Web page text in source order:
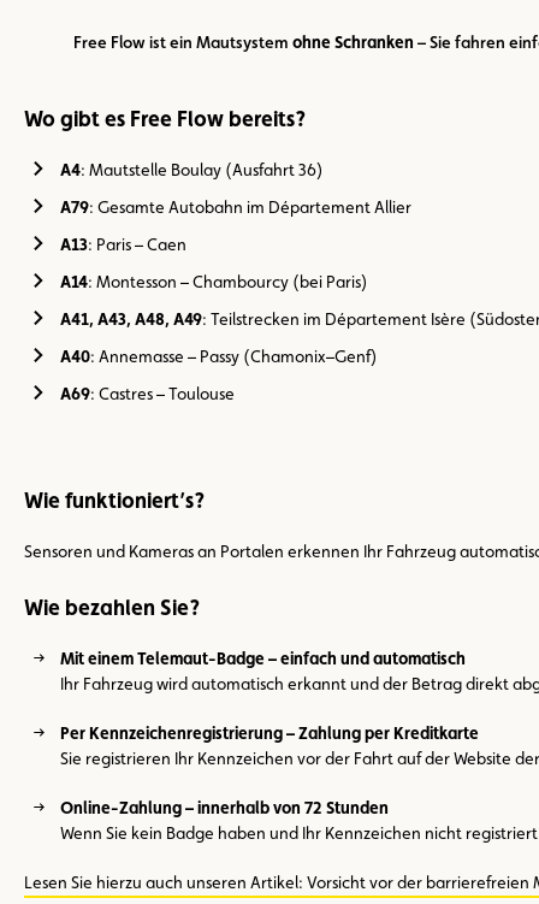
Free Flow ist ein Mautsystem ohne Schranken – Sie fahren
Wo gibt es Free Flow bereits?
A4: Mautstelle Boulay (Ausfahrt 36)
A79: Gesamte Autobahn im Département Allier
A13: Paris – Caen
A14: Montesson – Chambourcy (bei Paris)
A41, A43, A48, A49: Teilstrecken im Département Isère
A40: Annemasse – Passy (Chamonix–Genf)
A69: Castres – Toulouse
Wie funktioniert’s?
Sensoren und Kameras an Portalen erkennen Ihr Fahrzeug
Wie bezahlen Sie?
Mit einem Telemaut-Badge – einfach und automatisch
Ihr Fahrzeug wird automatisch erkannt und der Betrag direkt
Per Kennzeichenregistrierung – Zahlung per Kreditkarte
Sie registrieren Ihr Kennzeichen vor der Fahrt auf der Website
Online-Zahlung – innerhalb von 72 Stunden
Wenn Sie kein Badge haben und Ihr Kennzeichen nicht
Lesen Sie hierzu auch unseren Artikel: Vorsicht vor der barrierefreien